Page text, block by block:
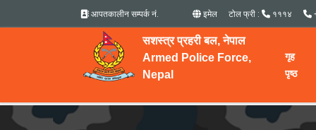
आपतकालीन सम्पर्क नं. इमेल टोल फ्री : १११४
सशस्त्र प्रहरी बल, नेपाल
Armed Police Force,
Nepal
गृह
पृष्ठ